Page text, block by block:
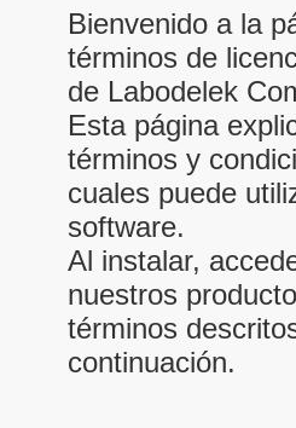
Bienvenido a la
términos de
de Labodelek
Esta página
términos y
cuales puede
software.
Al instalar,
nuestros
términos
continuación.